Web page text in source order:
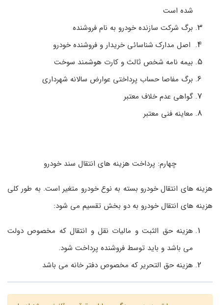
شده است
برگ شرکت سازنده خودرو به نام فروشنده
اصل مدارک شناسائی خریدار و فروشنده خودرو
بیمه ­نامه شخص ثالث و کارت هوشمند سوخت
برگ مفاصا حساب پرداختی عوارض سالانه شهرداری
گواهی عدم خلاف معتبر
معاینه فنی معتبر
چهارم: پرداخت هزینه های انتقال سند خودرو
هزینه ­های انتقال خودرو بسته به نوع خودرو متغیر است. به طور کلی
هزینه ­های انتقال خودرو به دو بخش تقسیم می ­شود:
هزینه حق­ الثبت و مالیات نقل و انتقال که مخصوص دولت
می­ باشد و باید توسط فروشنده پرداخت شود.
هزینه حق التحریر که مخصوص دفتر خانه می ­باشد